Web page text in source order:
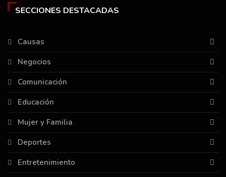
SECCIONES DESTACADAS
Causas
Negocios
Comunicación
Educación
Mujer y Familia
Deportes
Entretenimiento